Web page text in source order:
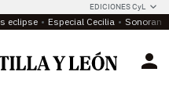
EDICIONES CyL
eclipse Especial Cecilia